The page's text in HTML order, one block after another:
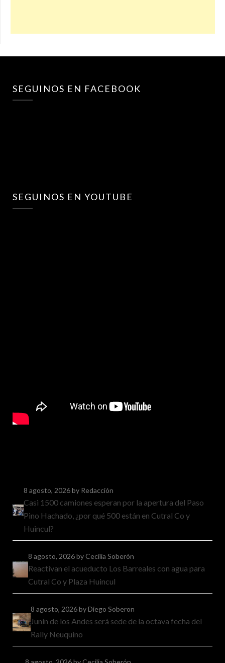
SEGUINOS EN FACEBOOK
SEGUINOS EN YOUTUBE
8 agosto, 2026by Redacción
Casi 1500 camiones esperan por la apertura del Paso
Pino Hachado, ¿por qué 500 están en Cutral Co y
Huincul?
8 agosto, 2026by Cecilia Soberón
Reactivan el acueducto Los Barreales con agua para
Cutral Co y Plaza Huincul
8 agosto, 2026by Diego Soberon
Junín de los Andes será sede de la octava fecha del
Rally Neuquino